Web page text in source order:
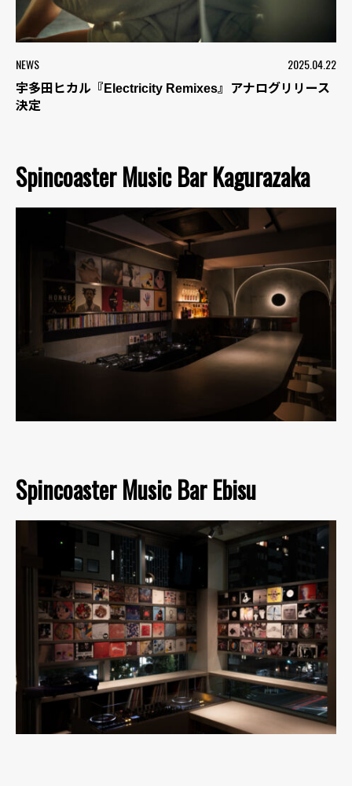
NEWS 2025.04.22
宇多田ヒカル『Electricity Remixes』アナログリリース
決定
Spincoaster Music Bar Kagurazaka
Spincoaster Music Bar Ebisu